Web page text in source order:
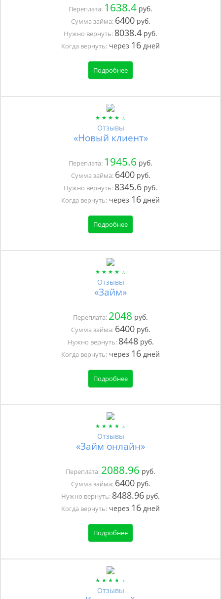
Переплата: 1638.4 руб.
Сумма займа: 6400руб.
Нужно вернуть: 8038.4 руб.
Когда вернуть: через 16 дней
Подробнее
Отзывы
«Новый клиент»
Переплата: 1945.6 руб.
Сумма займа: 6400руб.
Нужно вернуть: 8345.6 руб.
Когда вернуть: через 16 дней
Подробнее
Отзывы
«Займ»
Переплата: 2048 руб.
Сумма займа: 6400руб.
Нужно вернуть: 8448руб.
Когда вернуть: через 16 дней
Подробнее
Отзывы
«Займ онлайн»
Переплата: 2088.96 руб.
Сумма займа: 6400руб.
Нужно вернуть: 8488.96 руб.
Когда вернуть: через 16 дней
Подробнее
Отзывы